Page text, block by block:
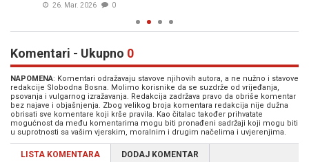
26. Mar. 2026 0
Komentari - Ukupno 0
NAPOMENA: Komentari odražavaju stavove njihovih autora, a ne nužno i stavove
redakcije Slobodna Bosna. Molimo korisnike da se suzdrže od vrijeđanja,
psovanja i vulgarnog izražavanja. Redakcija zadržava pravo da obriše komentar
bez najave i objašnjenja. Zbog velikog broja komentara redakcija nije dužna
obrisati sve komentare koji krše pravila. Kao čitalac također prihvatate
mogućnost da među komentarima mogu biti pronađeni sadržaji koji mogu biti
u suprotnosti sa vašim vjerskim, moralnim i drugim načelima i uvjerenjima.
LISTA KOMENTARA DODAJ KOMENTAR